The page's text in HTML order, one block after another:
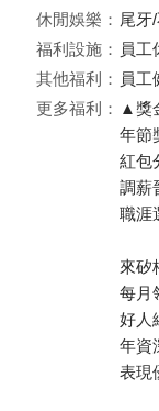
休閒娛樂： 尾牙
福利設施： 員工
其他福利： 員工
更多福利： ▲獎
年節
紅包
調薪
職涯
來矽
每月
好人
年資
表現